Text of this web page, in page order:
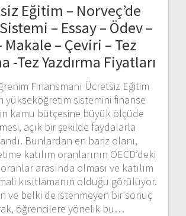
Eğitim – Norveç’de
– Essay – Ödev –
Makale – Çeviri – Tez
-Tez Yazdırma Fiyatları
Finansmanı Ücretsiz Eğitim
yükseköğretim sistemini finanse
kamu bütçesine büyük ölçüde
açık bir şekilde faydalarla
Bunlardan en bariz olanı,
katılım oranlarının OECD’deki
arasında olması ve katılım
kısıtlamanın olduğu görülüyor.
ve belki de istenmeyen bir sonuç
öğrencilere yönelik bu…